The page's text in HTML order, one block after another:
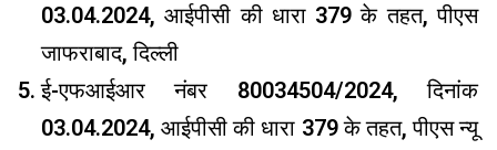
03.04.2024, आईपीसी की धारा 379 के तहत, पीएस
जाफराबाद, दिल्ली
ई-एफआईआर नंबर 80034504/2024, दिनांक
03.04.2024, आईपीसी की धारा 379 के तहत, पीएस न्यू